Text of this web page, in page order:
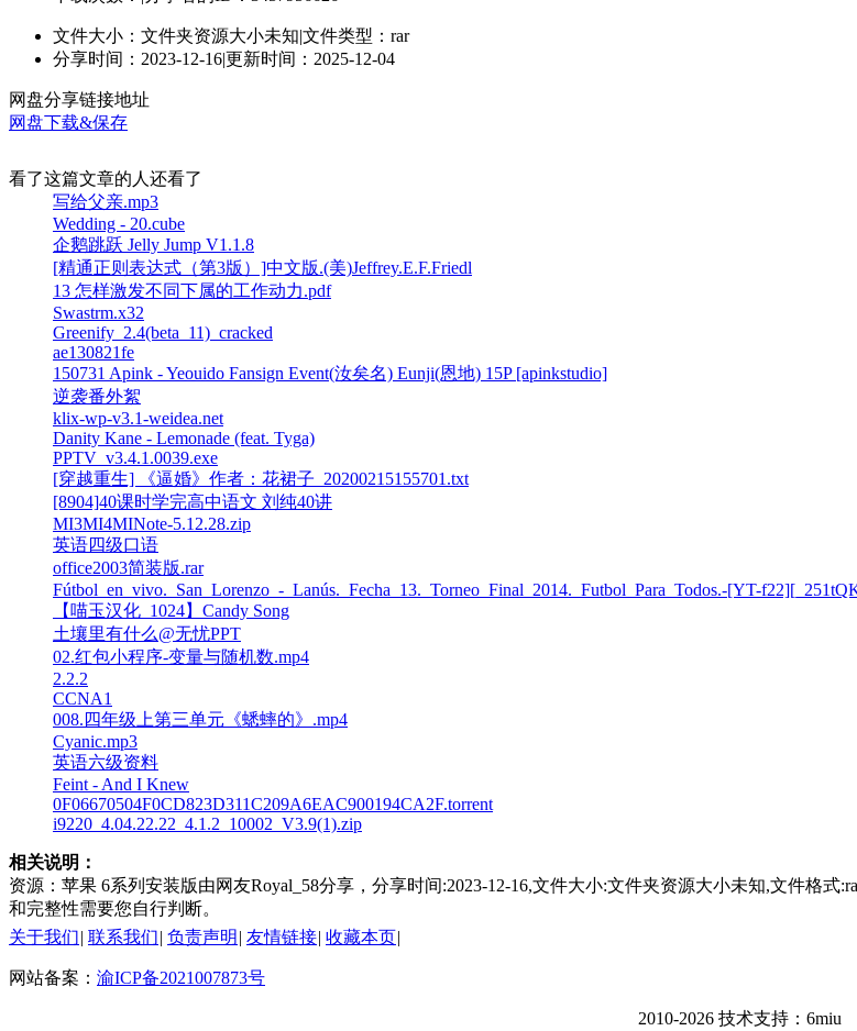
文件大小：文件夹资源大小未知|文件类型：rar
分享时间：2023-12-16|更新时间：2025-12-04
网盘分享链接地址
网盘下载&保存
看了这篇文章的人还看了
写给父亲.mp3
Wedding - 20.cube
企鹅跳跃 Jelly Jump V1.1.8
[精通正则表达式（第3版）]中文版.(美)Jeffrey.E.F.Friedl
13 怎样激发不同下属的工作动力.pdf
Swastrm.x32
Greenify_2.4(beta_11)_cracked
ae130821fe
150731 Apink - Yeouido Fansign Event(汝矣名) Eunji(恩地) 15P [apinkstudio]
逆袭番外絮
klix-wp-v3.1-weidea.net
Danity Kane - Lemonade (feat. Tyga)
PPTV_v3.4.1.0039.exe
[穿越重生] 《逼婚》作者：花裙子_20200215155701.txt
[8904]40课时学完高中语文 刘纯40讲
MI3MI4MINote-5.12.28.zip
英语四级口语
office2003简装版.rar
Fútbol_en_vivo._San_Lorenzo_-_Lanús._Fecha_13._Torneo_Final_2014._Futbol_Para_Todos.-[YT-
【喵玉汉化_1024】Candy Song
土壤里有什么@无忧PPT
02.红包小程序-变量与随机数.mp4
2.2.2
CCNA1
008.四年级上第三单元《蟋蟀的》.mp4
Cyanic.mp3
英语六级资料
Feint - And I Knew
0F06670504F0CD823D311C209A6EAC900194CA2F.torrent
i9220_4.04.22.22_4.1.2_10002_V3.9(1).zip
相关说明：
资源：苹果 6系列安装版由网友Royal_58分享，分享时间:2023-12-16,文件大小:文件夹资源大小未知,文件格
和完整性需要您自行判断。
关于我们| 联系我们| 负责声明 | 友情链接| 收藏本页|
网站备案： 渝ICP备2021007873号
2010-2026 技术支持：6miu